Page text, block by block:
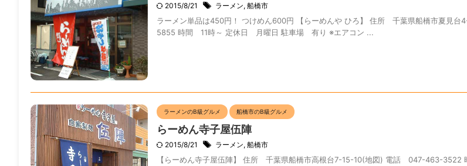
2015/8/21 ラーメン, 船橋市
ラーメン単品は450円！ つけめん600円 【らーめんや ひろ】 住所 千葉県船橋市夏見
5855 時間 11時～ 定休日 月曜日 駐車場 有り ※エアコン ...
ラーメンのB級グルメ 船橋市のB級グルメ
らーめん寺子屋伍陣
2015/8/21 ラーメン, 船橋市
【らーめん寺子屋伍陣】 住所 千葉県船橋市高根台7-15-10(地図) 電話 047-463-3522